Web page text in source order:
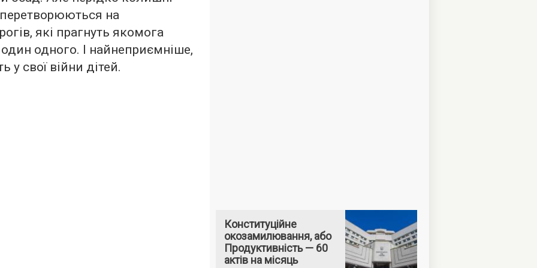
на
які прагнуть якомога
одного. І найнеприємніше,
у свої війни дітей.
Конституційне
окозамилювання, або
Продуктивність — 60
актів на місяць